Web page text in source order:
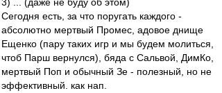
Сегодня есть, за что поругать каждого -
абсолютно мертвый Промес, адовое днище
Ещенко (пару таких игр и мы будем молиться,
чтоб Парш вернулся), бяда с Сальвой, ДимКо,
мертвый Поп и обычный Зе - полезный, но не
эффективный. как нап.